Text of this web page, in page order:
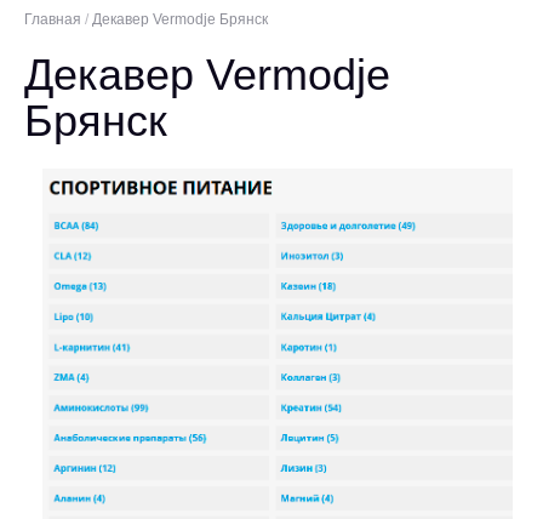
Главная / Декавер Vermodje Брянск
Декавер Vermodje
Брянск